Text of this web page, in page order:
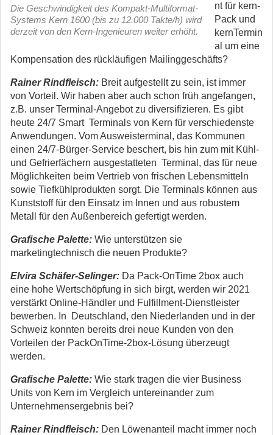
Die Geschwindigkeit des Kompakt-Multiformat-
Systems Kern 1600 (bis zu 12.000 Takte/h) wird
derzeit von den Kern-Ingenieuren weiter erhöht.
nt für kern-
Pack und
kernTermin
al um eine
Kompensation des rückläufigen Mailinggeschäfts?
Rainer Rindfleisch: Breit aufgestellt zu sein, ist immer
von Vorteil. Wir haben aber auch schon früh angefangen,
z.B. unser Terminal-Angebot zu diversifizieren. Es gibt
heute 24/7 Smart Terminals von Kern für verschiedenste
Anwendungen. Vom Ausweisterminal, das Kommunen
einen 24/7-Bürger-Service beschert, bis hin zum mit Kühl-
und Gefrierfächern ausgestatteten Terminal, das für neue
Möglichkeiten beim Vertrieb von frischen Lebensmitteln
sowie Tiefkühlprodukten sorgt. Die Terminals können aus
Kunststoff für den Einsatz im Innen und aus robustem
Metall für den Außenbereich gefertigt werden.
Grafische Palette: Wie unterstützen sie
marketingtechnisch die neuen Produkte?
Elvira Schäfer-Selinger: Da Pack-OnTime 2box auch
eine hohe Wertschöpfung in sich birgt, werden wir 2021
verstärkt Online-Händler und Fulfillment-Dienstleister
bewerben. In Deutschland, den Niederlanden und in der
Schweiz konnten bereits drei neue Kunden von den
Vorteilen der PackOnTime-2box-Lösung überzeugt
werden.
Grafische Palette: Wie stark tragen die vier Business
Units von Kern im Vergleich untereinander zum
Unternehmensergebnis bei?
Rainer Rindfleisch: Den Löwenanteil macht immer noch